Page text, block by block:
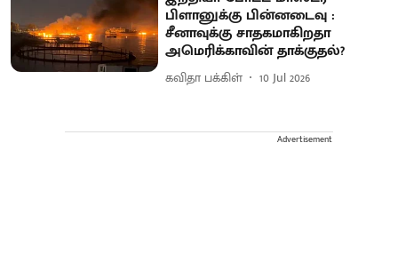
பிளானுக்கு பின்னடைவு :
சீனாவுக்கு சாதகமாகிறதா
அமெரிக்காவின் தாக்குதல்?
கவிதா பக்கிள் 10 Jul 2026
Advertisement